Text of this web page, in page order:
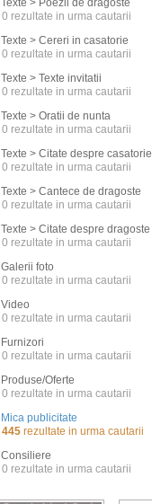
Texte > Poezii de dragoste
0 rezultate in urma cautarii
Texte > Cereri in casatorie
0 rezultate in urma cautarii
Texte > Texte invitatii
0 rezultate in urma cautarii
Texte > Oratii de nunta
0 rezultate in urma cautarii
Texte > Citate despre casatorie
0 rezultate in urma cautarii
Texte > Cantece de dragoste
0 rezultate in urma cautarii
Texte > Citate despre dragoste
0 rezultate in urma cautarii
Galerii foto
0 rezultate in urma cautarii
Video
0 rezultate in urma cautarii
Furnizori
0 rezultate in urma cautarii
Produse/Oferte
0 rezultate in urma cautarii
Mica publicitate
445 rezultate in urma cautarii
Consiliere
0 rezultate in urma cautarii